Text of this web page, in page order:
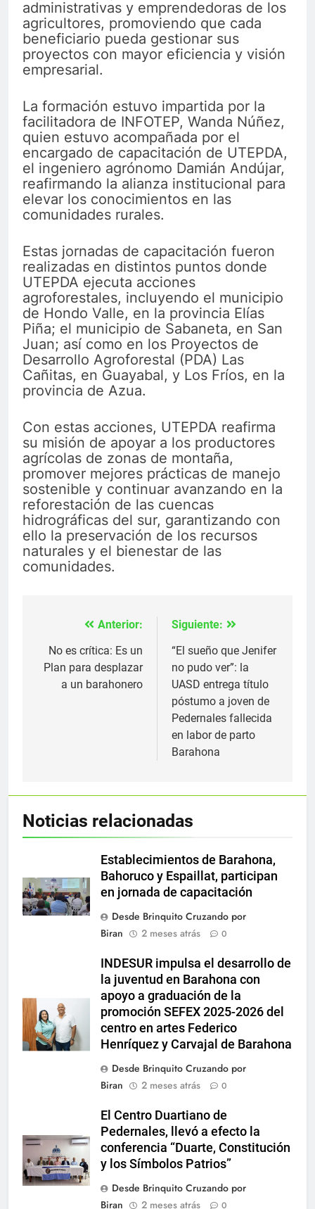
administrativas y emprendedoras de los
agricultores, promoviendo que cada
beneficiario pueda gestionar sus
proyectos con mayor eficiencia y visión
empresarial.
La formación estuvo impartida por la
facilitadora de INFOTEP, Wanda Núñez,
quien estuvo acompañada por el
encargado de capacitación de UTEPDA,
el ingeniero agrónomo Damián Andújar,
reafirmando la alianza institucional para
elevar los conocimientos en las
comunidades rurales.
Estas jornadas de capacitación fueron
realizadas en distintos puntos donde
UTEPDA ejecuta acciones
agroforestales, incluyendo el municipio
de Hondo Valle, en la provincia Elías
Piña; el municipio de Sabaneta, en San
Juan; así como en los Proyectos de
Desarrollo Agroforestal (PDA) Las
Cañitas, en Guayabal, y Los Fríos, en la
provincia de Azua.
Con estas acciones, UTEPDA reafirma
su misión de apoyar a los productores
agrícolas de zonas de montaña,
promover mejores prácticas de manejo
sostenible y continuar avanzando en la
reforestación de las cuencas
hidrográficas del sur, garantizando con
ello la preservación de los recursos
naturales y el bienestar de las
comunidades.
Navegación
de
entradas
Anterior:
No es crítica: Es un
Plan para desplazar
a un barahonero
Siguiente:
“El sueño que Jenifer
no pudo ver”: la
UASD entrega título
póstumo a joven de
Pedernales fallecida
en labor de parto
Barahona
Noticias relacionadas
Establecimientos de Barahona,
Bahoruco y Espaillat, participan
en jornada de capacitación
Desde Brinquito Cruzando por
Biran
2 meses atrás 0
INDESUR impulsa el desarrollo de
la juventud en Barahona con
apoyo a graduación de la
promoción SEFEX 2025-2026 del
centro en artes Federico
Henríquez y Carvajal de Barahona
Desde Brinquito Cruzando por
Biran
2 meses atrás 0
El Centro Duartiano de
Pedernales, llevó a efecto la
conferencia “Duarte, Constitución
y los Símbolos Patrios”
Desde Brinquito Cruzando por
Biran
2 meses atrás 0